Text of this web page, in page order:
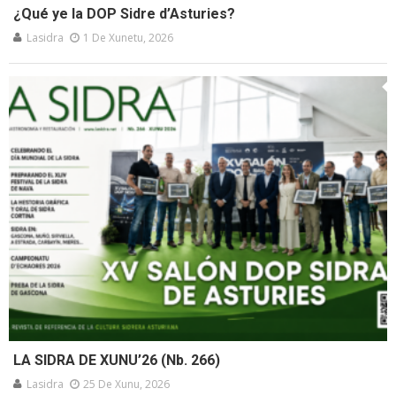
¿Qué ye la DOP Sidre d’Asturies?
Lasidra 1 De Xunetu, 2026
LA SIDRA DE XUNU’26 (Nb. 266)
Lasidra 25 De Xunu, 2026